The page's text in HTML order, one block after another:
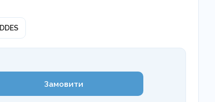
DDES
Замовити